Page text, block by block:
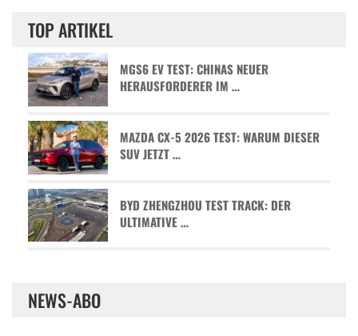
TOP ARTIKEL
MGS6 EV TEST: CHINAS NEUER
HERAUSFORDERER IM …
MAZDA CX-5 2026 TEST: WARUM DIESER
SUV JETZT …
BYD ZHENGZHOU TEST TRACK: DER
ULTIMATIVE …
NEWS-ABO